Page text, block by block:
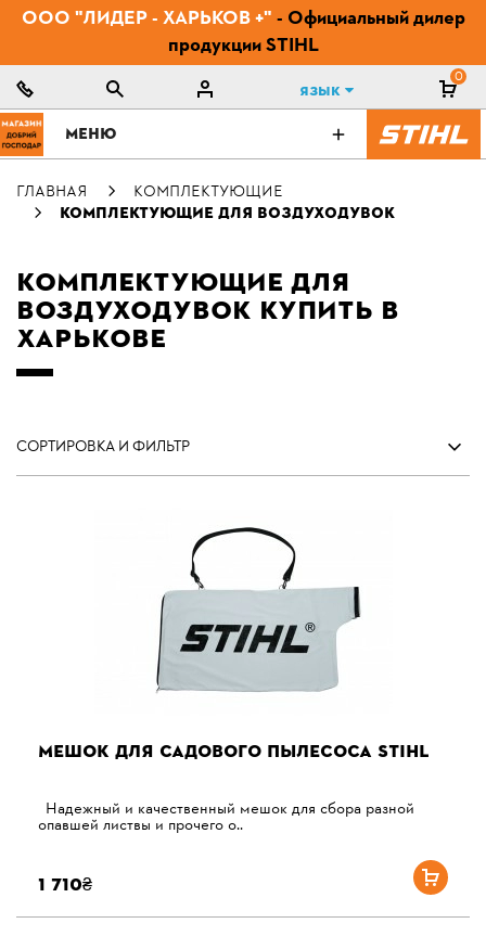
ООО "ЛИДЕР - ХАРЬКОВ +" - Официальный дилер
продукции STIHL
Язык
0
МЕНЮ
ГЛАВНАЯ
КОМПЛЕКТУЮЩИЕ
КОМПЛЕКТУЮЩИЕ ДЛЯ ВОЗДУХОДУВОК
КОМПЛЕКТУЮЩИЕ ДЛЯ
ВОЗДУХОДУВОК КУПИТЬ В
ХАРЬКОВЕ
СОРТИРОВКА И ФИЛЬТР
МЕШОК ДЛЯ САДОВОГО ПЫЛЕСОСА STIHL
Надежный и качественный мешок для сбора разной
опавшей листвы и прочего о..
1 710₴